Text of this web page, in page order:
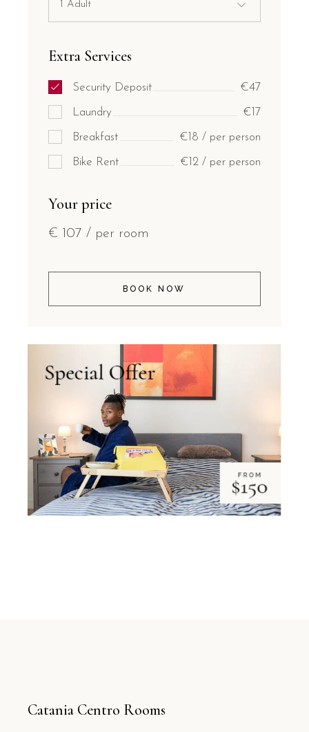
Extra Services
Security Deposit €47
Laundry €17
Breakfast €18 / per person
Bike Rent €12 / per person
Your price
€ 107 / per room
BOOK NOW
Catania Centro Rooms